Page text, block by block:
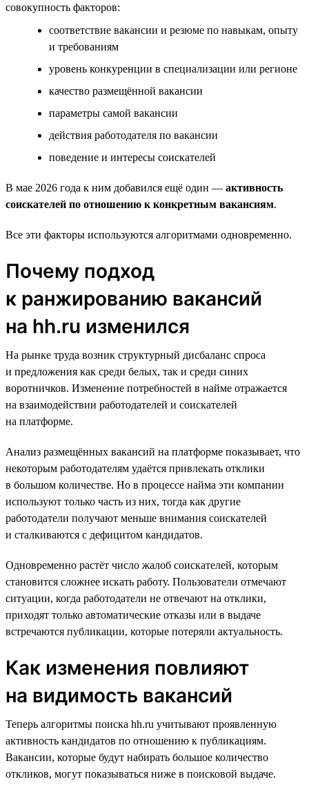
совокупность факторов:
соответствие вакансии и резюме по навыкам, опыту
и требованиям
уровень конкуренции в специализации или регионе
качество размещённой вакансии
параметры самой вакансии
действия работодателя по вакансии
поведение и интересы соискателей
В мае 2026 года к ним добавился ещё один — активность
соискателей по отношению к конкретным вакансиям.
Все эти факторы используются алгоритмами одновременно.
Почему подход
к ранжированию вакансий
на hh.ru изменился
На рынке труда возник структурный дисбаланс спроса
и предложения как среди белых, так и среди синих
воротничков. Изменение потребностей в найме отражается
на взаимодействии работодателей и соискателей
на платформе.
Анализ размещённых вакансий на платформе показывает, что
некоторым работодателям удаётся привлекать отклики
в большом количестве. Но в процессе найма эти компании
используют только часть из них, тогда как другие
работодатели получают меньше внимания соискателей
и сталкиваются с дефицитом кандидатов.
Одновременно растёт число жалоб соискателей, которым
становится сложнее искать работу. Пользователи отмечают
ситуации, когда работодатели не отвечают на отклики,
приходят только автоматические отказы или в выдаче
встречаются публикации, которые потеряли актуальность.
Как изменения повлияют
на видимость вакансий
Теперь алгоритмы поиска hh.ru учитывают проявленную
активность кандидатов по отношению к публикациям.
Вакансии, которые будут набирать большое количество
откликов, могут показываться ниже в поисковой выдаче.